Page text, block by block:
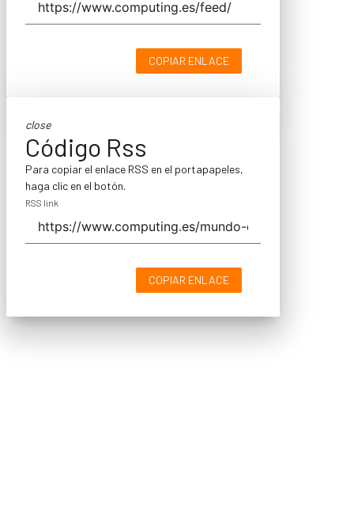
COPIAR ENLACE
close
Código Rss
Para copiar el enlace RSS en el portapapeles,
haga clic en el botón.
RSS link
COPIAR ENLACE